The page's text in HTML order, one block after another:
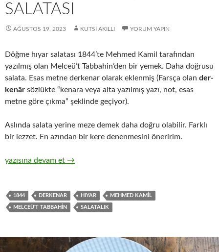
SALATASI
AĞUSTOS 19, 2023 KUTSI AKILLI YORUM YAPIN
Döğme hıyar salatası 1844’te Mehmed Kamil tarafından
yazılmış olan Melceü’t Tabbahin’den bir yemek. Daha doğrusu
salata. Esas metne derkenar olarak eklenmiş (Farsça olan der-
kenâr sözlükte “kenara veya alta yazılmış yazı, not, esas
metne göre çıkma” şeklinde geçiyor).
Aslında salata yerine meze demek daha doğru olabilir. Farklı
bir lezzet. En azından bir kere denenmesini öneririm.
DÖĞME (DÖVME) HIYAR SALATASI
yazısına devam et →
1844 DERKENAR HIYAR MEHMED KAMIL
MELCEÜ'T TABBAHIN SALATALIK